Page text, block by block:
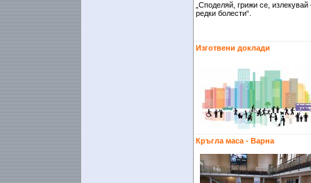
„Споделяй, грижи се,
редки болести“.
Изготвени доклади
Кръгла маса - Варна